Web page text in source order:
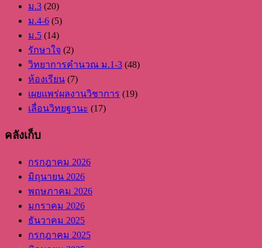
ม.3 (20)
ม.4-6 (5)
ม.5 (14)
รักษาใจ (2)
วิทยาการคำนวณ ม.1-3 (48)
ห้องเรียน (7)
เผยแพร่ผลงานวิชาการ (19)
เลื่อนวิทยฐานะ (17)
คลังเก็บ
กรกฎาคม 2026
มิถุนายน 2026
พฤษภาคม 2026
มกราคม 2026
ธันวาคม 2025
กรกฎาคม 2025